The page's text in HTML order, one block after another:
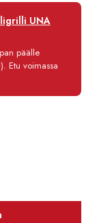
12 kk
3,90 €/kk
76,70 €
UNA
päälle
Etu voimassa